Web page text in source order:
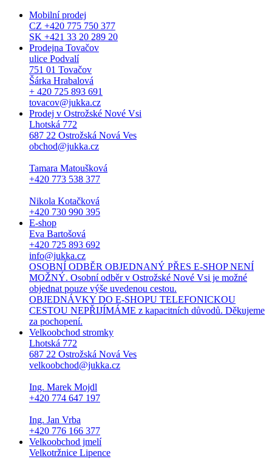
Mobilní prodej
CZ +420 775 750 377
SK +421 33 20 289 20
Prodejna Tovačov
ulice Podvalí
751 01 Tovačov
Šárka Hrabalová
+ 420 725 893 691
tovacov@jukka.cz
Prodej v Ostrožské Nové Vsi
Lhotská 772
687 22 Ostrožská Nová Ves
obchod@jukka.cz
Tamara Matoušková
+420 773 538 377
Nikola Kotačková
+420 730 990 395
E-shop
Eva Bartošová
+420 725 893 692
info@jukka.cz
OSOBNÍ ODBĚR OBJEDNANÝ PŘES E-SHOP NENÍ
MOŽNÝ. Osobní odběr v Ostrožské Nové Vsi je možné
objednat pouze výše uvedenou cestou.
OBJEDNÁVKY DO E-SHOPU TELEFONICKOU
CESTOU NEPŘIJÍMÁME z kapacitních důvodů. Děkujeme
za pochopení.
Velkoobchod stromky
Lhotská 772
687 22 Ostrožská Nová Ves
velkoobchod@jukka.cz
Ing. Marek Mojdl
+420 774 647 197
Ing. Jan Vrba
+420 776 166 377
Velkoobchod jmelí
Velkotržnice Lipence